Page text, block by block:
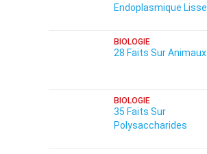
Endoplasmique Lisse
BIOLOGIE
28 Faits Sur Animaux
BIOLOGIE
35 Faits Sur
Polysaccharides